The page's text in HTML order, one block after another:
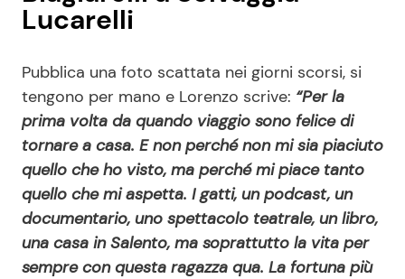
Lucarelli
Pubblica una foto scattata nei giorni scorsi, si
tengono per mano e Lorenzo scrive: “Per la
prima volta da quando viaggio sono felice di
tornare a casa. E non perché non mi sia piaciuto
quello che ho visto, ma perché mi piace tanto
quello che mi aspetta. I gatti, un podcast, un
documentario, uno spettacolo teatrale, un libro,
una casa in Salento, ma soprattutto la vita per
sempre con questa ragazza qua. La fortuna più